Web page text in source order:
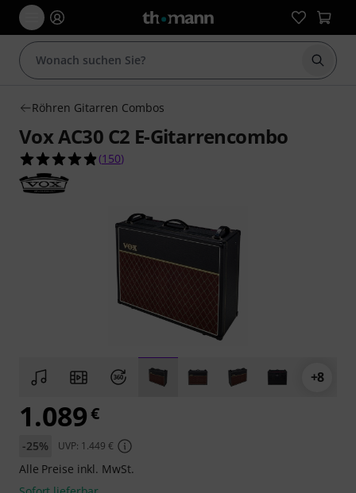
Suche
Röhren Gitarren Combos
Vox AC30 C2 E-Gitarrencombo
4.9 von 5 Sternen aus 150 Kundenbewertungen
(150)
+8
1.089€
-25% UVP: 1.449 €
Alle Preise inkl. MwSt.